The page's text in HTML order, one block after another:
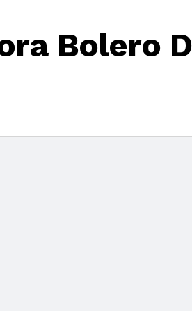
Bolero